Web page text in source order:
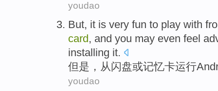
youdao
But, it is very fun to play with
card, and you may even feel
installing it.
但是 ， 从闪盘或记忆卡运行
youdao